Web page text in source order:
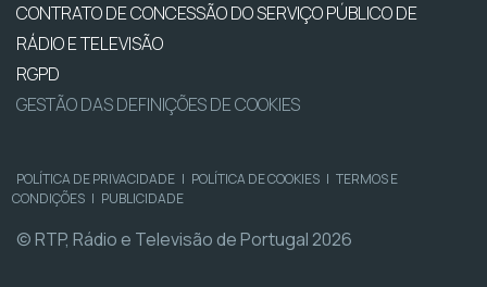
CONTRATO DE CONCESSÃO DO SERVIÇO PÚBLICO DE
RÁDIO E TELEVISÃO
RGPD
GESTÃO DAS DEFINIÇÕES DE COOKIES
POLÍTICA DE PRIVACIDADE | POLÍTICA DE COOKIES | TERMOS E
CONDIÇÕES | PUBLICIDADE
© RTP, Rádio e Televisão de Portugal 2026